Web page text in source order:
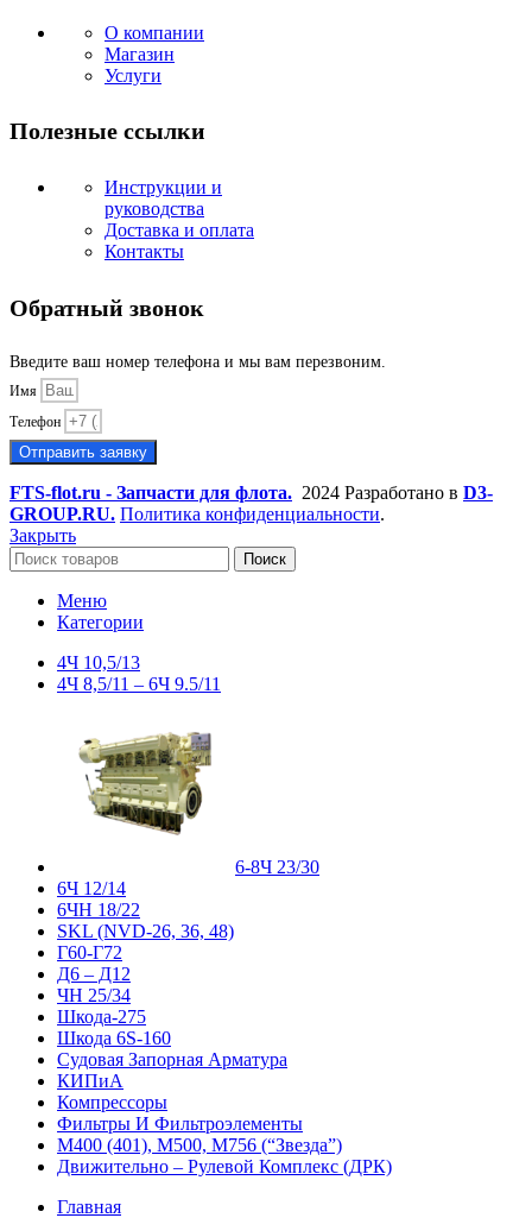
О компании
Магазин
Услуги
Полезные ссылки
Инструкции и
руководства
Доставка и оплата
Контакты
Обратный звонок
Введите ваш номер телефона и мы вам перезвоним.
Имя
Телефон
Отправить заявку
FTS-flot.ru - Запчасти для флота. 2024 Разработано в D3-
GROUP.RU. Политика конфиденциальности.
Закрыть
Поиск
Меню
Категории
4Ч 10,5/13
4Ч 8,5/11 – 6Ч 9.5/11
6-8Ч 23/30
6Ч 12/14
6ЧН 18/22
SKL (NVD-26, 36, 48)
Г60-Г72
Д6 – Д12
ЧН 25/34
Шкода-275
Шкода 6S-160
Судовая Запорная Арматура
КИПиА
Компрессоры
Фильтры И Фильтроэлементы
М400 (401), М500, М756 (“Звезда”)
Движительно – Рулевой Комплекс (ДРК)
Главная